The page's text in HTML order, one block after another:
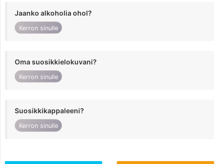
Jaanko alkoholia ohol?
Kerron sinulle
Oma suosikkielokuvani?
Kerron sinulle
Suosikkikappaleeni?
Kerron sinulle